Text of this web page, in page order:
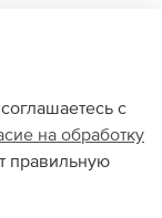
с
на обработку
правильную